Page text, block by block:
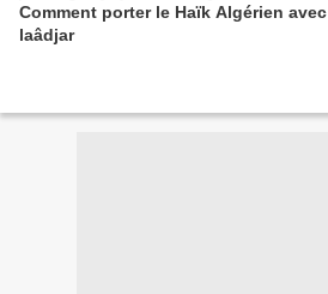
Comment porter le Haïk Algérien avec
laâdjar